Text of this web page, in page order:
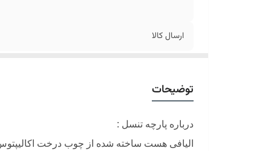
ارسال کالا
توضیحات
درباره پارچه تنسل :
الیافی هست ساخته شده از چوب درخت اکالیپتوس